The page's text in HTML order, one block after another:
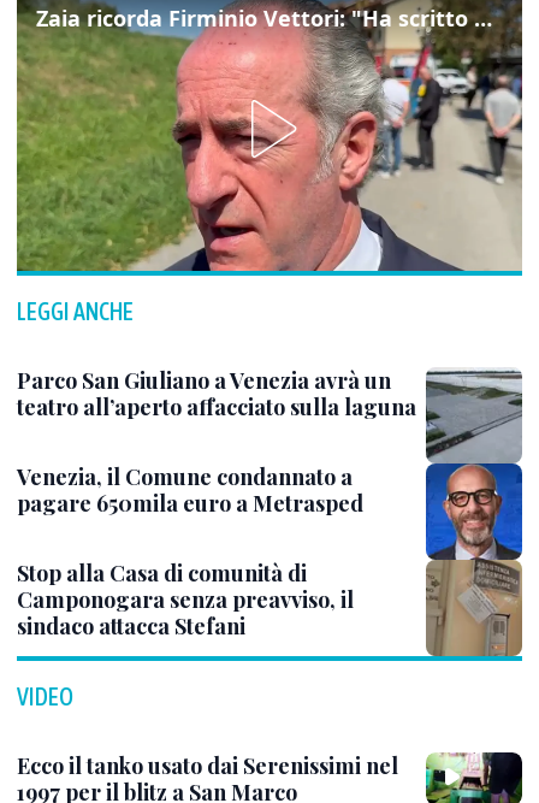
Zaia ricorda Firminio Vettori: "Ha scritto pagine di storia del nostro territorio"
LEGGI ANCHE
Parco San Giuliano a Venezia avrà un
teatro all’aperto affacciato sulla laguna
Venezia, il Comune condannato a
pagare 650mila euro a Metrasped
Stop alla Casa di comunità di
Camponogara senza preavviso, il
sindaco attacca Stefani
VIDEO
Ecco il tanko usato dai Serenissimi nel
1997 per il blitz a San Marco